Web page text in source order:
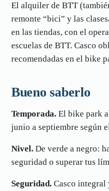
El alquiler de BTT
remonte “bici” y las
en las tiendas, con el
escuelas de BTT. Casco
recomendadas en el bike
Bueno saberlo
Temporada. El bike park
junio a septiembre según
Nivel. De verde a negro:
seguridad o superar tus
Seguridad. Casco integral